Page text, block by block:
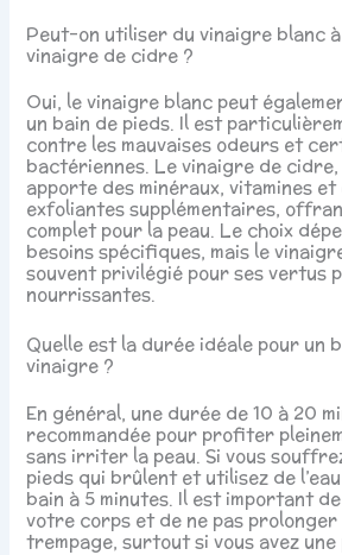
Peut-on utiliser du vinaigre blanc
vinaigre de cidre ?
Oui, le vinaigre blanc peut
un bain de pieds. Il est
contre les mauvaises odeurs et
bactériennes. Le vinaigre de cidre,
apporte des minéraux, vitamines et
exfoliantes supplémentaires,
complet pour la peau. Le choix
besoins spécifiques, mais le
souvent privilégié pour ses vertus
nourrissantes.
Quelle est la durée idéale pour un
vinaigre ?
En général, une durée de 10 à 20
recommandée pour profiter
sans irriter la peau. Si vous
pieds qui brûlent et utilisez de
bain à 5 minutes. Il est important
votre corps et de ne pas prolonger
trempage, surtout si vous avez une